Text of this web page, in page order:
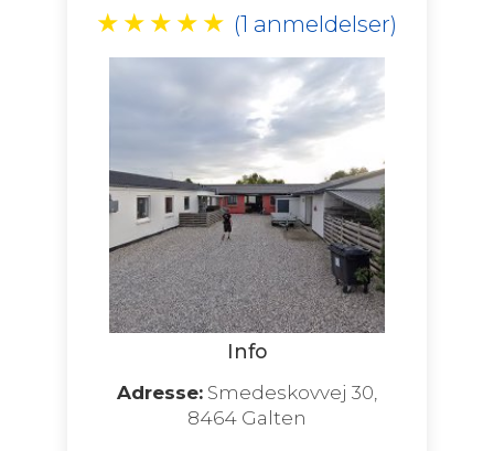
★ ★ ★ ★ ★ (1 anmeldelser)
Info
Adresse:Smedeskovvej 30,
8464 Galten